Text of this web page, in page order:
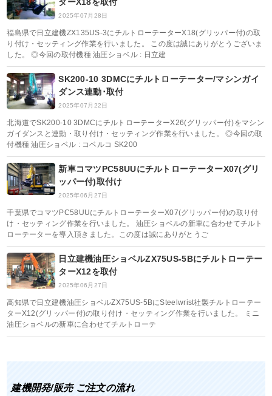
ターX18を取付
2025年07月28日
福島県で日立建機ZX135US-3にチルトローテーターX18(グリッパー付)の取
り付け・セッティング作業を行いました。 この度は誠にありがとうございま
した。 ◎今回の取付機種 油圧ショベル : 日立建
SK200-10 3DMCにチルトローテーター/マシンガイ
ダンス連動･取付
2025年07月22日
北海道でSK200-10 3DMCにチルトローテーターX26(グリッパー付)をマシン
ガイダンスと連動・取り付け・セッティング作業を行いました。 ◎今回の取
付機種 油圧ショベル : コベルコ SK200
新車コマツPC58UUにチルトローテーターX07(グリ
ッパー付)取付け
2025年06月27日
千葉県でコマツPC58UUにチルトローテーターX07(グリッパー付)の取り付
け・セッティング作業を行いました。 油圧ショベルの新車に合わせてチルト
ローテーターを導入頂きました。この度は誠にありがとうご
日立建機油圧ショベルZX75US-5Bにチルトローテー
ターX12を取付
2025年06月27日
高知県で日立建機油圧ショベルZX75US-5BにSteelwrist社製チルトローテー
ターX12(グリッパー付)の取り付け・セッティング作業を行いました。 ミニ
油圧ショベルの新車に合わせてチルトローテ
建機開発/販売 ご注文の流れ